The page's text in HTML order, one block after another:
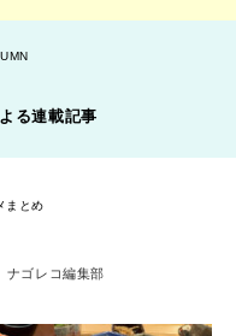
る連載記事
ナゴレコ編集部